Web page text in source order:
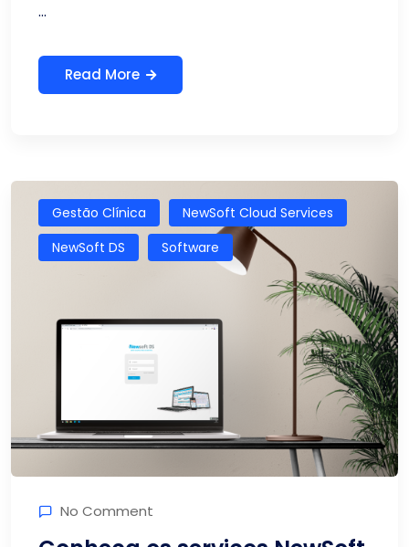
...
Read More
Gestão Clínica
NewSoft Cloud Services
NewSoft DS
Software
No Comment